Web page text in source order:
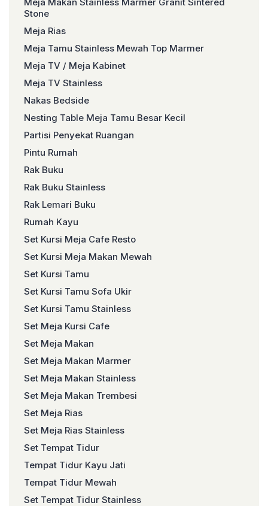
Stone
Meja Rias
Meja Tamu Stainless Mewah Top Marmer
Meja TV / Meja Kabinet
Meja TV Stainless
Nakas Bedside
Nesting Table Meja Tamu Besar Kecil
Partisi Penyekat Ruangan
Pintu Rumah
Rak Buku
Rak Buku Stainless
Rak Lemari Buku
Rumah Kayu
Set Kursi Meja Cafe Resto
Set Kursi Meja Makan Mewah
Set Kursi Tamu
Set Kursi Tamu Sofa Ukir
Set Kursi Tamu Stainless
Set Meja Kursi Cafe
Set Meja Makan
Set Meja Makan Marmer
Set Meja Makan Stainless
Set Meja Makan Trembesi
Set Meja Rias
Set Meja Rias Stainless
Set Tempat Tidur
Tempat Tidur Kayu Jati
Tempat Tidur Mewah
Set Tempat Tidur Stainless